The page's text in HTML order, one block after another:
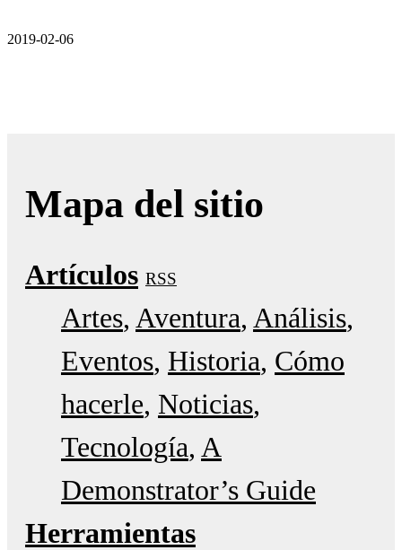
2019-02-06
Mapa del sitio
Artículos RSS
Artes Aventura Análisis
Eventos Historia Cómo
hacerle Noticias
Tecnología A
Demonstrator’s Guide
Herramientas